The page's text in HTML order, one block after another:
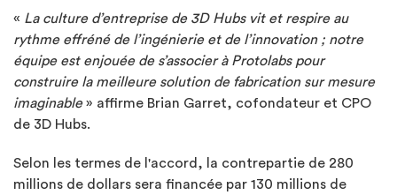
« La culture d’entreprise de 3D Hubs vit et respire au
rythme effréné de l’ingénierie et de l’innovation ; notre
équipe est enjouée de s’associer à Protolabs pour
construire la meilleure solution de fabrication sur mesure
imaginable» affirme Brian Garret, cofondateur et CPO
de 3D Hubs.
Selon les termes de l'accord, la contrepartie de 280
millions de dollars sera financée par 130 millions de